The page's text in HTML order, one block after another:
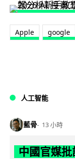
Apple google
人工智能
藍骨 13 小時
中國官媒